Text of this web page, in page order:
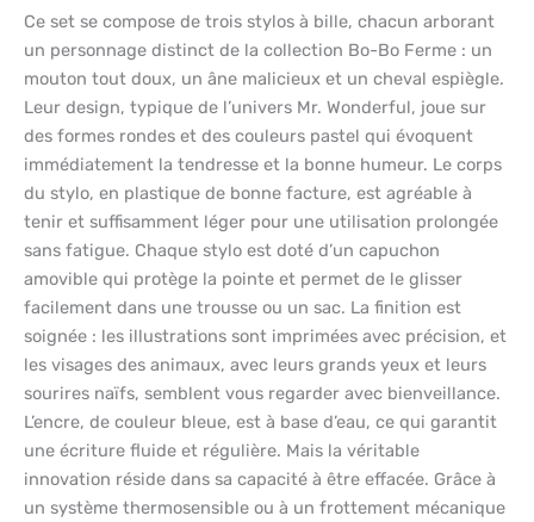
Ce set se compose de trois stylos à bille, chacun arborant
un personnage distinct de la collection Bo-Bo Ferme : un
mouton tout doux, un âne malicieux et un cheval espiègle.
Leur design, typique de l’univers Mr. Wonderful, joue sur
des formes rondes et des couleurs pastel qui évoquent
immédiatement la tendresse et la bonne humeur. Le corps
du stylo, en plastique de bonne facture, est agréable à
tenir et suffisamment léger pour une utilisation prolongée
sans fatigue. Chaque stylo est doté d’un capuchon
amovible qui protège la pointe et permet de le glisser
facilement dans une trousse ou un sac. La finition est
soignée : les illustrations sont imprimées avec précision, et
les visages des animaux, avec leurs grands yeux et leurs
sourires naïfs, semblent vous regarder avec bienveillance.
L’encre, de couleur bleue, est à base d’eau, ce qui garantit
une écriture fluide et régulière. Mais la véritable
innovation réside dans sa capacité à être effacée. Grâce à
un système thermosensible ou à un frottement mécanique